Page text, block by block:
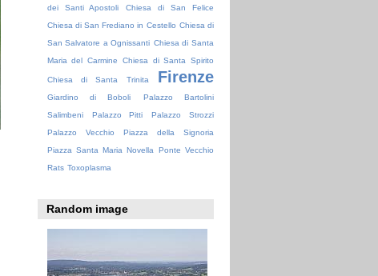
dei Santi Apostoli
Chiesa di San Felice
Chiesa di San Frediano in Cestello Chiesa di
San Salvatore a Ognissanti Chiesa di Santa
Maria del Carmine
Chiesa di Santa Spirito
Chiesa di Santa Trinita Firenze
Giardino di Boboli
Palazzo Bartolini
Salimbeni
Palazzo Pitti
Palazzo Strozzi
Palazzo Vecchio
Piazza della Signoria
Piazza Santa Maria Novella
Ponte Vecchio
Rats Toxoplasma
Random image